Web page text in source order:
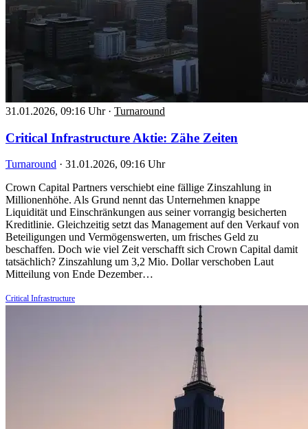
31.01.2026, 09:16 Uhr · Turnaround
Critical Infrastructure Aktie: Zähe Zeiten
Turnaround · 31.01.2026, 09:16 Uhr
Crown Capital Partners verschiebt eine fällige Zinszahlung in
Millionenhöhe. Als Grund nennt das Unternehmen knappe
Liquidität und Einschränkungen aus seiner vorrangig besicherten
Kreditlinie. Gleichzeitig setzt das Management auf den Verkauf von
Beteiligungen und Vermögenswerten, um frisches Geld zu
beschaffen. Doch wie viel Zeit verschafft sich Crown Capital damit
tatsächlich? Zinszahlung um 3,2 Mio. Dollar verschoben Laut
Mitteilung von Ende Dezember…
Critical Infrastructure